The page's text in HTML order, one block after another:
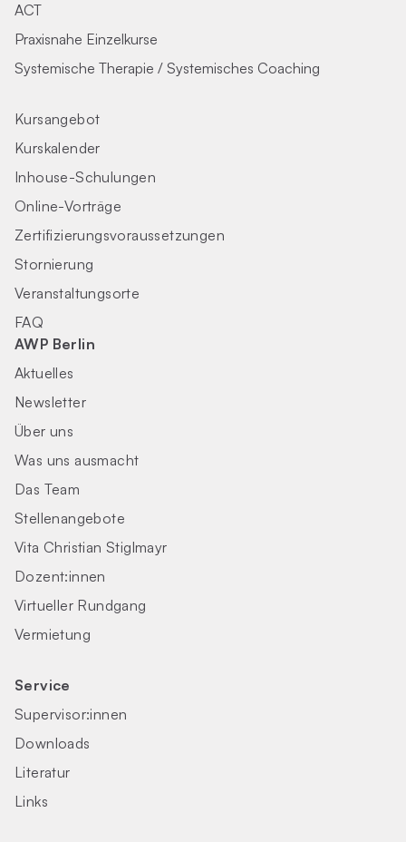
ACT
Praxisnahe Einzelkurse
Systemische Therapie / Systemisches Coaching
Kursangebot
Kurskalender
Inhouse-Schulungen
Online-Vorträge
Zertifizierungs­voraus­setzungen
Stornierung
Veranstaltungsorte
FAQ
AWP Berlin
Aktuelles
Newsletter
Über uns
Was uns ausmacht
Das Team
Stellenangebote
Vita Christian Stiglmayr
Dozent:innen
Virtueller Rundgang
Vermietung
Service
Supervisor:innen
Downloads
Literatur
Links